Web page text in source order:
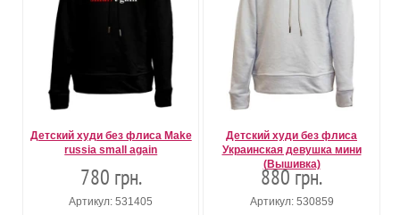
Детский худи без флиса Make
russia small again
780 грн.
Артикул: 531405
Детский худи без флиса
Украинская девушка мини
(Вышивка)
880 грн.
Артикул: 530859